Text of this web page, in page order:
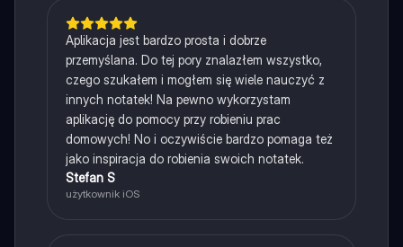
Aplikacja jest bardzo prosta i dobrze
przemyślana. Do tej pory znalazłem wszystko,
czego szukałem i mogłem się wiele nauczyć z
innych notatek! Na pewno wykorzystam
aplikację do pomocy przy robieniu prac
domowych! No i oczywiście bardzo pomaga też
jako inspiracja do robienia swoich notatek.
Stefan S
użytkownik iOS